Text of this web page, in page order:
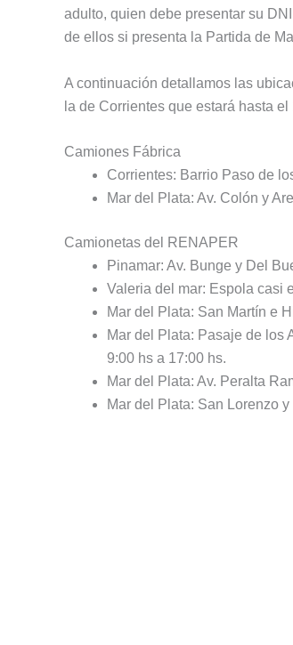
adulto, quien debe presentar su
de ellos si presenta la Partida de
A continuación detallamos las
la de Corrientes que estará hasta el
Camiones Fábrica
Corrientes: Barrio Paso de
Mar del Plata: Av. Colón y
Camionetas del RENAPER
Pinamar: Av. Bunge y Del
Valeria del mar: Espola casi
Mar del Plata: San Martín e
Mar del Plata: Pasaje de los
9:00 hs a 17:00 hs.
Mar del Plata: Av. Peralta
Mar del Plata: San Lorenzo